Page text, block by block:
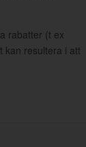
rabatter (t ex
kan resultera i att